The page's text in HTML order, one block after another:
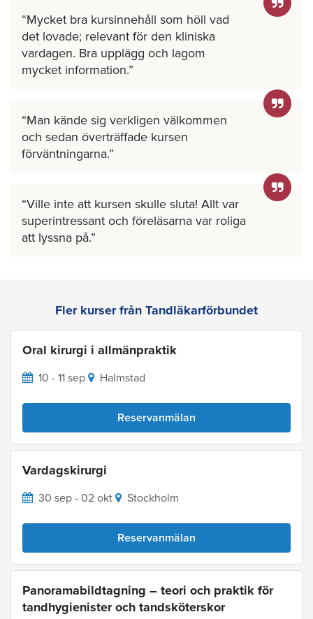
Mycket bra kursinnehåll som höll vad
det lovade; relevant för den kliniska
vardagen. Bra upplägg och lagom
mycket information.
Man kände sig verkligen välkommen
och sedan överträffade kursen
förväntningarna.
Ville inte att kursen skulle sluta! Allt var
superintressant och föreläsarna var roliga
att lyssna på.
Fler kurser från Tandläkarförbundet
Oral kirurgi i allmänpraktik
10 - 11 sep Halmstad
Reservanmälan
Vardagskirurgi
30 sep - 02 okt Stockholm
Reservanmälan
Panoramabildtagning – teori och praktik för
tandhygienister och tandsköterskor